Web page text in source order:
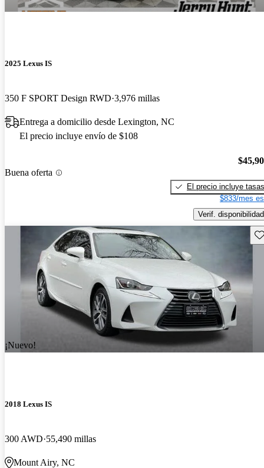
2025 Lexus IS
350 F SPORT Design RWD 3,976 millas
Entrega a domicilio desde Lexington, NC
El precio incluye envío de $108
Buena oferta
El precio incluye tasas
$833/mes
Verif. disponibilidad
¡Nuevo!
2018 Lexus IS
300 AWD 55,490 millas
Mount Airy, NC